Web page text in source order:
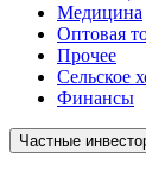
Медицина
Оптовая
Прочее
Сельское
Финансы
Частные